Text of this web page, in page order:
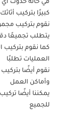
في حالة حدوث أي
كبيرًا بتركيب
نقوم بتركيب
يتطلب تجميعًا
كما نقوم بتركيب
العمليات تطلبًا
نقوم أيضًا
وأماكن العمل
يمكننا أيضًا
للجميع